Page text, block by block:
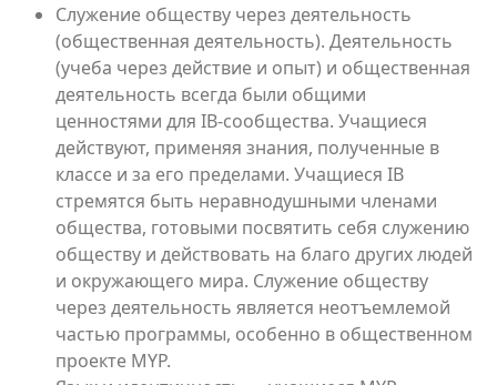
Служение обществу через деятельность
(общественная деятельность). Деятельность
(учеба через действие и опыт) и общественная
деятельность всегда были общими
ценностями для IB-сообщества. Учащиеся
действуют, применяя знания, полученные в
классе и за его пределами. Учащиеся IB
стремятся быть неравнодушными членами
общества, готовыми посвятить себя служению
обществу и действовать на благо других людей
и окружающего мира. Служение обществу
через деятельность является неотъемлемой
частью программы, особенно в общественном
проекте MYP.